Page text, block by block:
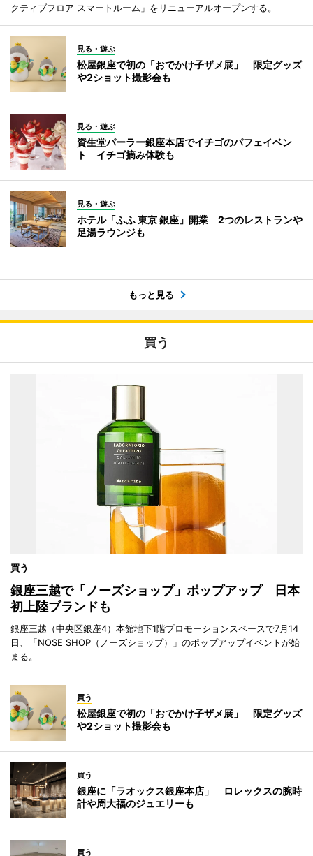
クティブフロア スマートルーム」をリニューアルオープンする。
見る・遊ぶ
松屋銀座で初の「おでかけ子ザメ展」 限定グッズ
や2ショット撮影会も
見る・遊ぶ
資生堂パーラー銀座本店でイチゴのパフェイベン
ト イチゴ摘み体験も
見る・遊ぶ
ホテル「ふふ 東京 銀座」開業 2つのレストランや
足湯ラウンジも
もっと見る
買う
買う
銀座三越で「ノーズショップ」ポップアップ 日本
初上陸ブランドも
銀座三越（中央区銀座4）本館地下1階プロモーションスペースで7月14
日、「NOSE SHOP（ノーズショップ）」のポップアップイベントが始
まる。
買う
松屋銀座で初の「おでかけ子ザメ展」 限定グッズ
や2ショット撮影会も
買う
銀座に「ラオックス銀座本店」 ロレックスの腕時
計や周大福のジュエリーも
買う